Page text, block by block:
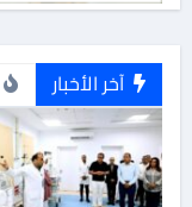
آخر الأخبار